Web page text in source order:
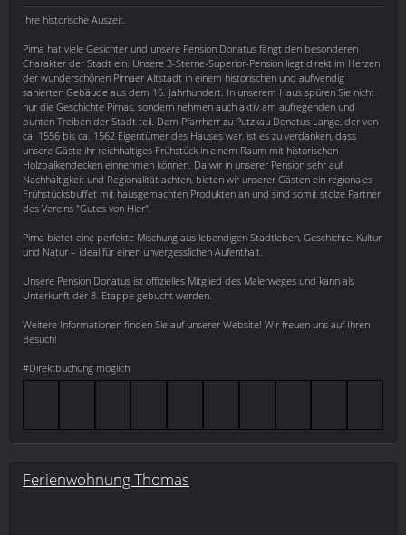
Ihre historische Auszeit.
Pirna hat viele Gesichter und unsere Pension Donatus fängt den besonderen
Charakter der Stadt ein. Unsere 3-Sterne-Superior-Pension liegt direkt im Herzen
der wunderschönen Pirnaer Altstadt in einem historischen und aufwendig
sanierten Gebäude aus dem 16. Jahrhundert. In unserem Haus spüren Sie nicht
nur die Geschichte Pirnas, sondern nehmen auch aktiv am aufregenden und
bunten Treiben der Stadt teil. Dem Pfarrherr zu Putzkau Donatus Lange, der von
ca. 1556 bis ca. 1562 Eigentümer des Hauses war, ist es zu verdanken, dass
unsere Gäste ihr reichhaltiges Frühstück in einem Raum mit historischen
Holzbalkendecken einnehmen können. Da wir in unserer Pension sehr auf
Nachhaltigkeit und Regionalität achten, bieten wir unserer Gästen ein regionales
Frühstücksbuffet mit hausgemachten Produkten an und sind somit stolze Partner
des Vereins "Gutes von Hier".
Pirna bietet eine perfekte Mischung aus lebendigen Stadtleben, Geschichte, Kultur
und Natur – ideal für einen unvergesslichen Aufenthalt.
Unsere Pension Donatus ist offizielles Mitglied des Malerweges und kann als
Unterkunft der 8. Etappe gebucht werden.
Weitere Informationen finden Sie auf unserer Website! Wir freuen uns auf Ihren
Besuch!
#Direktbuchung möglich
Ferienwohnung Thomas